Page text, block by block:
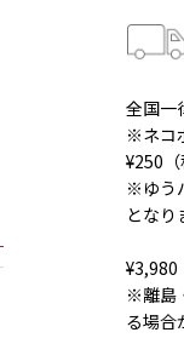
全国一
※ネコ
¥250（
※ゆう
となり
¥3,980
※離島
る場合